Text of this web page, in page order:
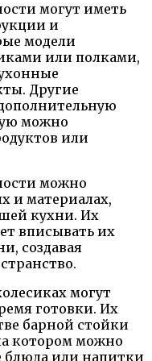
могут иметь
и
модели
или полками,
Другие
можно
или
можно
и материалах,
кухни. Их
вписывать их
создавая
могут
готовки. Их
барной стойки
котором можно
блюда или напитки